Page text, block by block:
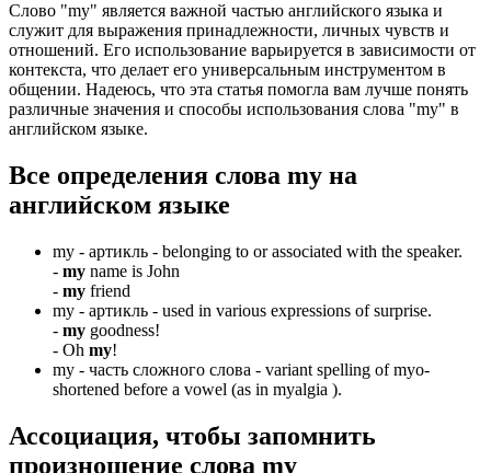
Слово "my" является важной частью английского языка и
служит для выражения принадлежности, личных чувств и
отношений. Его использование варьируется в зависимости от
контекста, что делает его универсальным инструментом в
общении. Надеюсь, что эта статья помогла вам лучше понять
различные значения и способы использования слова "my" в
английском языке.
Все определения слова my на
английском языке
my - артикль - belonging to or associated with the speaker.
- my name is John
- my friend
my - артикль - used in various expressions of surprise.
- my goodness!
- Oh my!
my - часть сложного слова - variant spelling of myo-
shortened before a vowel (as in myalgia ).
Ассоциация, чтобы запомнить
произношение слова my